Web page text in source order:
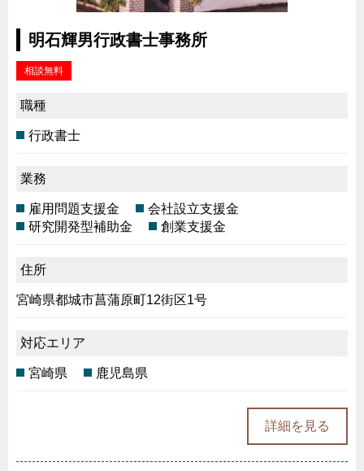
明石輝男行政書士事務所
相談無料
職種
行政書士
業務
雇用問題支援金
会社設立支援金
研究開発型補助金
創業支援金
住所
宮崎県都城市菖蒲原町12街区1号
対応エリア
宮崎県 鹿児島県
詳細を見る